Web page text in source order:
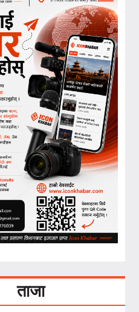
ताजा